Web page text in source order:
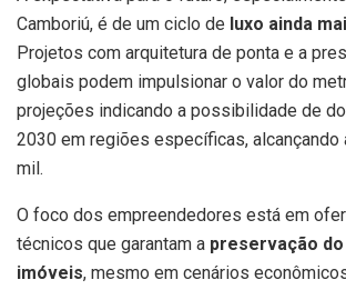
Camboriú, é de um ciclo de luxo ainda
Projetos com arquitetura de ponta e a
globais podem impulsionar o valor do
projeções indicando a possibilidade de
2030 em regiões específicas, alcançando
mil.
O foco dos empreendedores está em
técnicos que garantam a preservação
imóveis, mesmo em cenários